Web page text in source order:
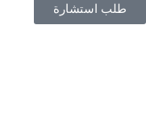
طلب استشارة